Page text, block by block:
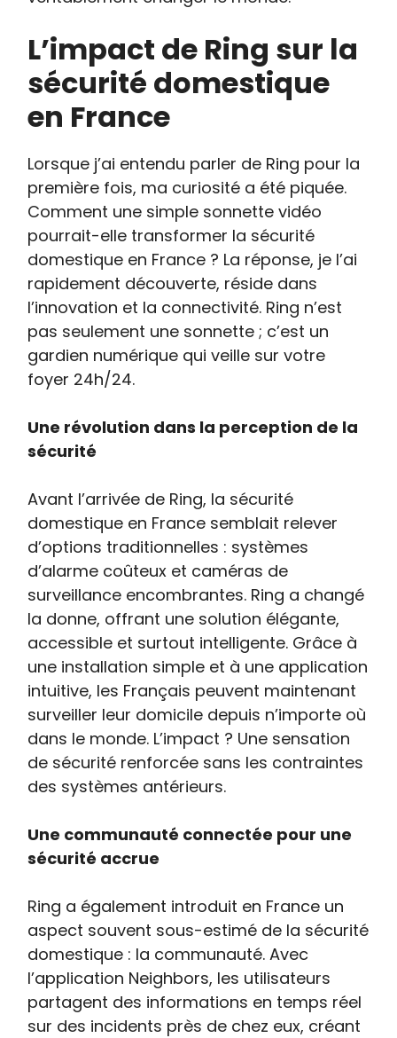
L’impact de Ring sur la
sécurité domestique
en France
Lorsque j’ai entendu parler de Ring pour la
première fois, ma curiosité a été piquée.
Comment une simple sonnette vidéo
pourrait-elle transformer la sécurité
domestique en France ? La réponse, je l’ai
rapidement découverte, réside dans
l’innovation et la connectivité. Ring n’est
pas seulement une sonnette ; c’est un
gardien numérique qui veille sur votre
foyer 24h/24.
Une révolution dans la perception de la
sécurité
Avant l’arrivée de Ring, la sécurité
domestique en France semblait relever
d’options traditionnelles : systèmes
d’alarme coûteux et caméras de
surveillance encombrantes. Ring a changé
la donne, offrant une solution élégante,
accessible et surtout intelligente. Grâce à
une installation simple et à une application
intuitive, les Français peuvent maintenant
surveiller leur domicile depuis n’importe où
dans le monde. L’impact ? Une sensation
de sécurité renforcée sans les contraintes
des systèmes antérieurs.
Une communauté connectée pour une
sécurité accrue
Ring a également introduit en France un
aspect souvent sous-estimé de la sécurité
domestique : la communauté. Avec
l’application Neighbors, les utilisateurs
partagent des informations en temps réel
sur des incidents près de chez eux, créant